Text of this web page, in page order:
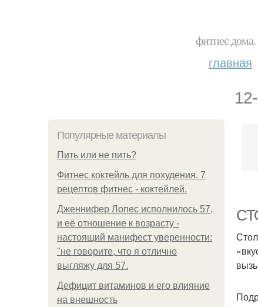
фитнес
главная
Популярные материалы
Пить или не пить?
Фитнес коктейль для похудения. 7
рецептов фитнес - коктейлей.
Дженнифер Лопес исполнилось 57,
и её отношение к возрасту -
настоящий манифест уверенности:
"не говорите, что я отлично
выгляжу для 57.
Дефицит витаминов и его влияние
на внешность